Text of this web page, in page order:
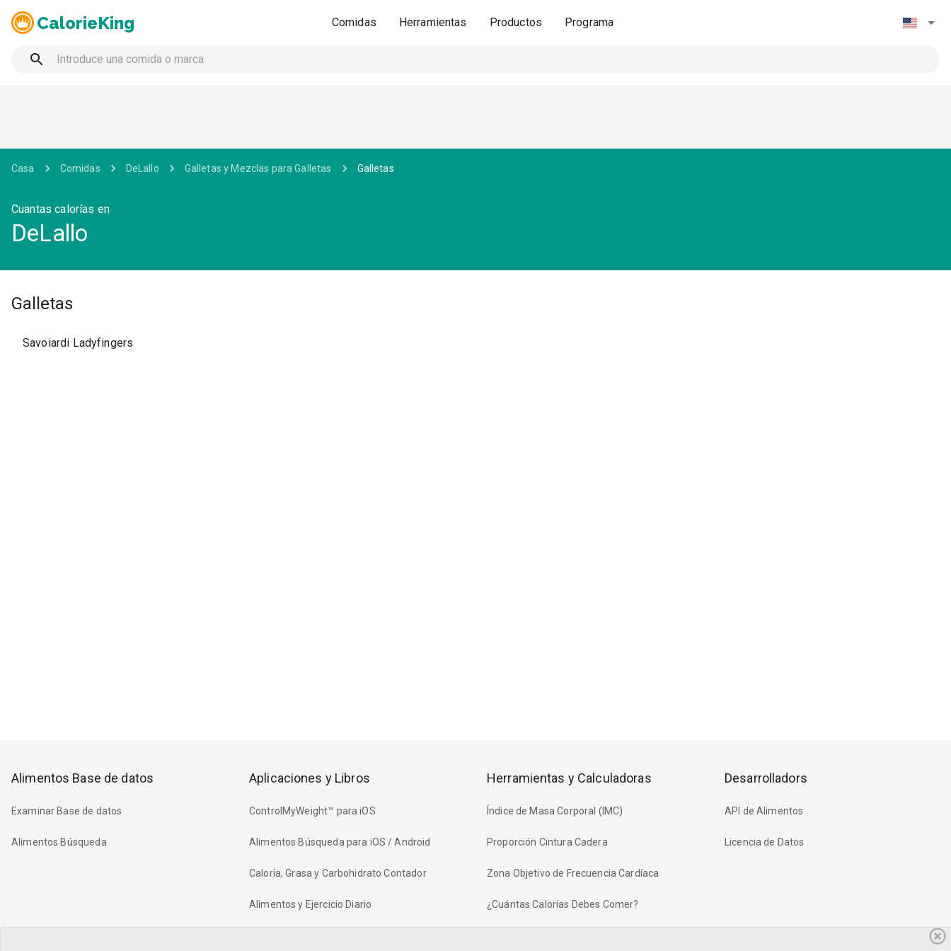
CalorieKing Comidas Herramientas Productos Programa
Casa Comidas DeLallo Galletas y Mezclas para Galletas Galletas
Cuantas calorías en
DeLallo
Galletas
Savoiardi Ladyfingers
Alimentos Base de datos
Examinar Base de datos
Alimentos Búsqueda
Aplicaciones y Libros
ControlMyWeight™ para iOS
Alimentos Búsqueda para iOS / Android
Caloría, Grasa y Carbohidrato Contador
Alimentos y Ejercicio Diario
Herramientas y Calculadoras
Índice de Masa Corporal (IMC)
Proporción Cintura Cadera
Zona Objetivo de Frecuencia Cardíaca
¿Cuántas Calorías Debes Comer?
Desarrolladors
API de Alimentos
Licencia de Datos